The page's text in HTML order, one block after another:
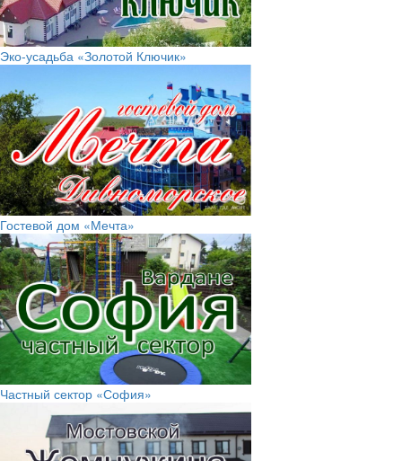
Эко-усадьба «Золотой Ключик»
Гостевой дом «Мечта»
Частный сектор «София»